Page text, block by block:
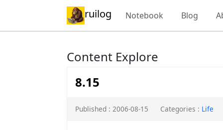
ruilog Notebook Blog
Content Explore
8.15
Published : 2006-08-15 Categories : Life